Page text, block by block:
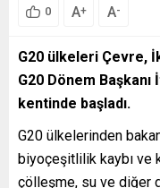
0 A+ A-
G20 ülkeleri Çevre,
G20 Dönem Başkanı
kentinde başladı.
G20 ülkelerinden
biyoçeşitlilik kaybı ve
çölleşme, su ve diğer